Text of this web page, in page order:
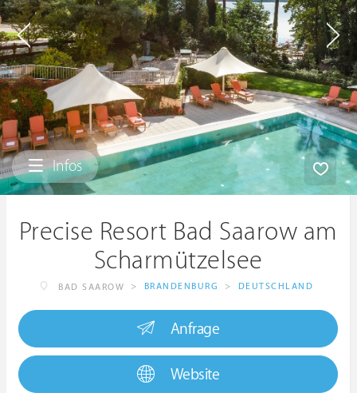
Infos
Precise Resort Bad Saarow am
Scharmützelsee
BAD SAAROW > BRANDENBURG > DEUTSCHLAND
Anfrage
Website